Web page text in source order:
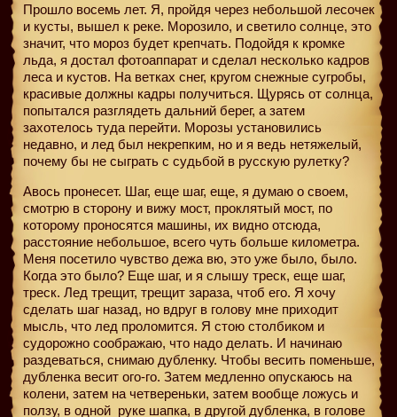
Прошло восемь лет. Я, пройдя через небольшой лесочек
и кусты, вышел к реке. Морозило, и светило солнце, это
значит, что мороз будет крепчать. Подойдя к кромке
льда, я достал фотоаппарат и сделал несколько кадров
леса и кустов. На ветках снег, кругом снежные сугробы,
красивые должны кадры получиться. Щурясь от солнца,
попытался разглядеть дальний берег, а затем
захотелось туда перейти. Морозы установились
недавно, и лед был некрепким, но и я ведь нетяжелый,
почему бы не сыграть с судьбой в русскую рулетку?
Авось пронесет. Шаг, еще шаг, еще, я думаю о своем,
смотрю в сторону и вижу мост, проклятый мост, по
которому проносятся машины, их видно отсюда,
расстояние небольшое, всего чуть больше километра.
Меня посетило чувство дежа вю, это уже было, было.
Когда это было? Еще шаг, и я слышу треск, еще шаг,
треск. Лед трещит, трещит зараза, чтоб его. Я хочу
сделать шаг назад, но вдруг в голову мне приходит
мысль, что лед проломится. Я стою столбиком и
судорожно соображаю, что надо делать. И начинаю
раздеваться, снимаю дубленку. Чтобы весить поменьше,
дубленка весит ого-го. Затем медленно опускаюсь на
колени, затем на четвереньки, затем вообще ложусь и
ползу, в одной руке шапка, в другой дубленка, в голове